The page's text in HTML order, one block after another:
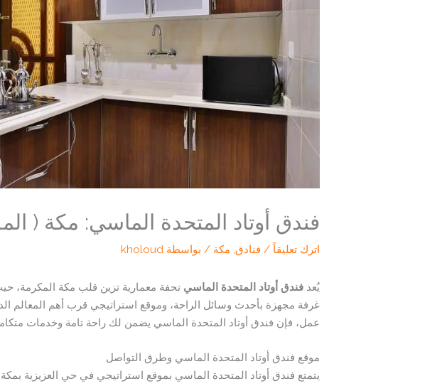
فندق أوتاد المتحدة الماسي: مكة (
اترك تعليقاً / فنادق, مكة / بواسطة kholoud
يُعد فندق أوتاد المتحدة الماسي
غرفة مجهزة بأحدث وسائل الراحة، وموقع استراتيجي قرب أهم المعالم
عمل، فإن فندق أوتاد المتحدة الماسي يضمن لك راحة تامة وخدمات
موقع فندق أوتاد المتحدة الماسي وطرق التواصل
يتمتع فندق أوتاد المتحدة الماسي بموقع استراتيجي في حي العزيزية